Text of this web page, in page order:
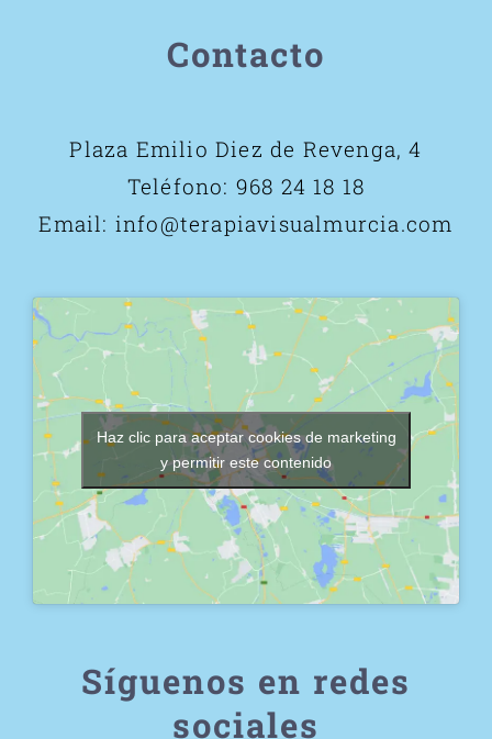
Contacto
Plaza Emilio Diez de Revenga, 4
Teléfono: 968 24 18 18
Email: info@terapiavisualmurcia.com
Haz clic para aceptar cookies de marketing
y permitir este contenido
Síguenos en redes
sociales